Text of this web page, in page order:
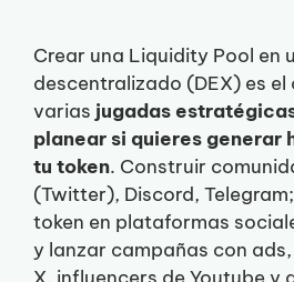
Crear una Liquidity Pool en
descentralizado (DEX) es
varias jugadas
planear si quieres generar
tu token. Construir
(Twitter), Discord,
token en plataformas
y lanzar campañas con